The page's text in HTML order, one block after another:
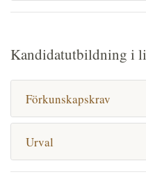
Kandidatutbildning i
Förkunskapskrav
Urval